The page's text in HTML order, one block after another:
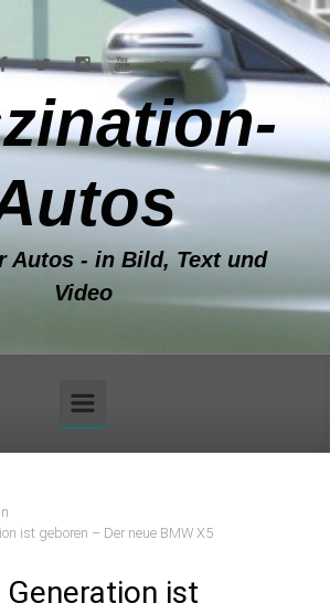
Autos - in Bild, Text und
Video
ist geboren – Der neue BMW X5
Generation ist